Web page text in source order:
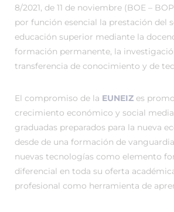
8/2021, de 11 de noviembre (BOE –
por función esencial la prestación del
educación superior mediante la
formación permanente, la
transferencia de conocimiento y de
El compromiso de la EUNEIZ es
crecimiento económico y social
graduadas preparados para la nueva
desde de una formación de
nuevas tecnologías como elemento
diferencial en toda su oferta
profesional como herramienta de